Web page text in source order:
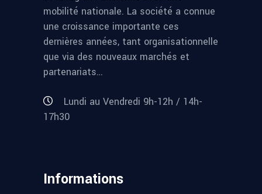
mobilité nationale. La société a connue
une croissance importante ces
dernières années, tant organisationnelle
que via des nouveaux marchés et
partenariats…
Lundi au Vendredi 9h-12h / 14h-
17h30
Informations